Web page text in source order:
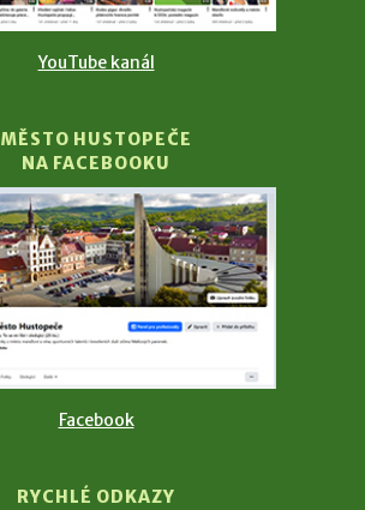
YouTube kanál
MĚSTO HUSTOPEČE
NA FACEBOOKU
Facebook
RYCHLÉ ODKAZY